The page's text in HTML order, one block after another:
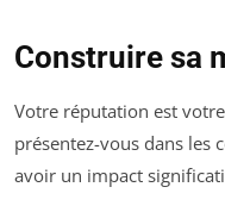
Construire sa
Votre réputation est
présentez-vous dans les
avoir un impact